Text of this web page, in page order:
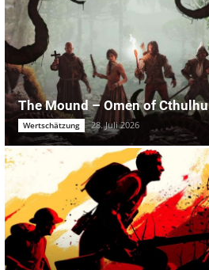
The Mound – Omen of Cthulhu
Wertschätzung 28. Juli 2026